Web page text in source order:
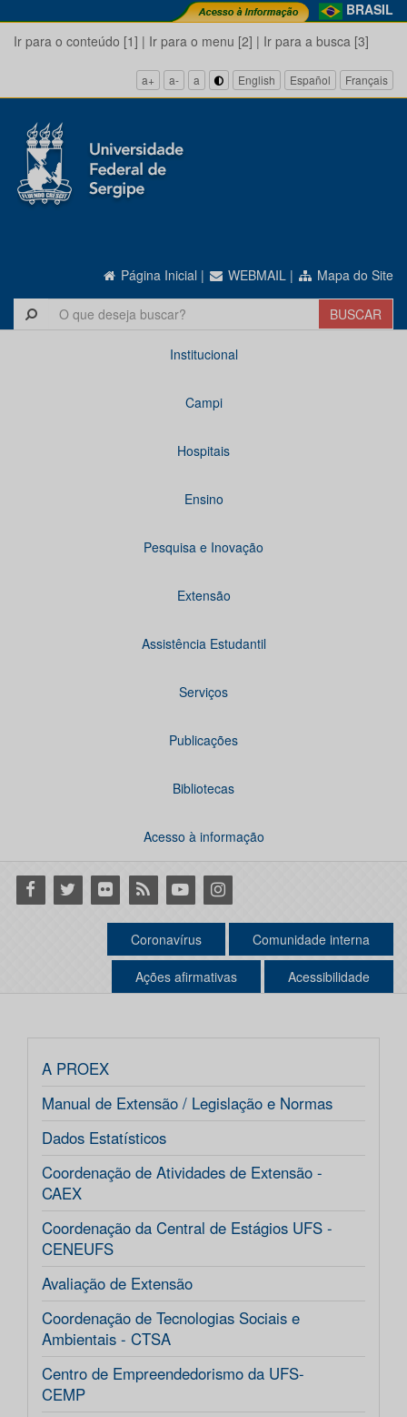
BRASIL
Ir para o conteúdo [1] | Ir para o menu [2] | Ir para a busca [3]
a+ a- a English Español Français
Página Inicial | WEBMAIL | Mapa do Site
Institucional
Campi
Hospitais
Ensino
Pesquisa e Inovação
Extensão
Assistência Estudantil
Serviços
Publicações
Bibliotecas
Acesso à informação
Facebook
Twitter Flickr RSS YoutubeInstagram
Coronavírus Comunidade interna
Ações afirmativas Acessibilidade
A PROEX
Manual de Extensão / Legislação e Normas
Dados Estatísticos
Coordenação de Atividades de Extensão -
CAEX
Coordenação da Central de Estágios UFS -
CENEUFS
Avaliação de Extensão
Coordenação de Tecnologias Sociais e
Ambientais - CTSA
Centro de Empreendedorismo da UFS-
CEMP